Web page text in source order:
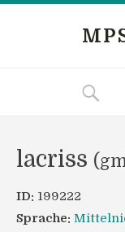
lacriss
ID: 199222
Sprache: